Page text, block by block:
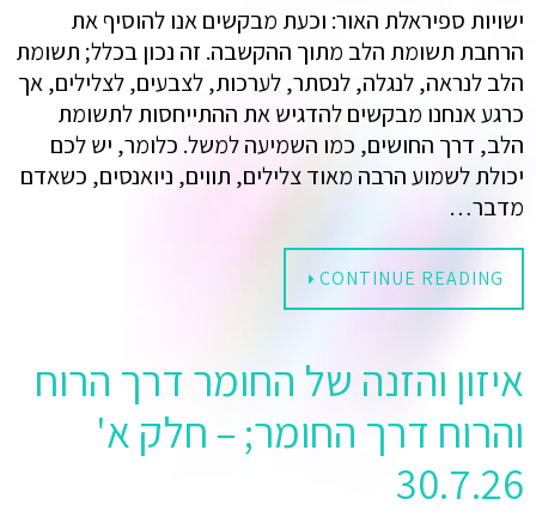
ישויות ספיראלת האור: וכעת מבקשים אנו להוסיף את
הרחבת תשומת הלב מתוך ההקשבה. זה נכון בכלל; תשומת
הלב לנראה, לנגלה, לנסתר, לערכות, לצבעים, לצלילים, אך
כרגע אנחנו מבקשים להדגיש את ההתייחסות לתשומת
הלב, דרך החושים, כמו השמיעה למשל. כלומר, יש לכם
יכולת לשמוע הרבה מאוד צלילים, תווים, ניואנסים, כשאדם
מדבר…
CONTINUE READING
איזון והזנה של החומר דרך הרוח
והרוח דרך החומר; – חלק א'
30.7.26